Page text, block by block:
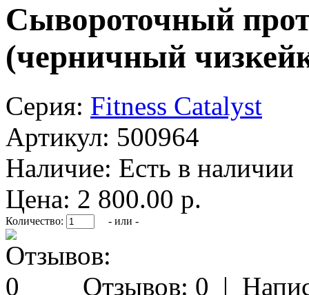
Сывороточный
(черничный
Серия: Fitness Catalyst
Артикул: 500964
Наличие: Есть в наличии
Цена: 2 800.00 р.
Количество: - или -
Отзывов: 0 |